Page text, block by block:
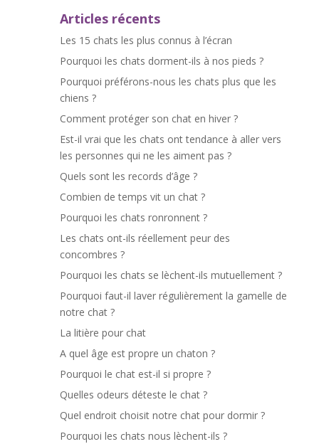
Articles récents
Les 15 chats les plus connus à l’écran
Pourquoi les chats dorment-ils à nos pieds ?
Pourquoi préférons-nous les chats plus que les
chiens ?
Comment protéger son chat en hiver ?
Est-il vrai que les chats ont tendance à aller vers
les personnes qui ne les aiment pas ?
Quels sont les records d’âge ?
Combien de temps vit un chat ?
Pourquoi les chats ronronnent ?
Les chats ont-ils réellement peur des
concombres ?
Pourquoi les chats se lèchent-ils mutuellement ?
Pourquoi faut-il laver régulièrement la gamelle de
notre chat ?
La litière pour chat
A quel âge est propre un chaton ?
Pourquoi le chat est-il si propre ?
Quelles odeurs déteste le chat ?
Quel endroit choisit notre chat pour dormir ?
Pourquoi les chats nous lèchent-ils ?